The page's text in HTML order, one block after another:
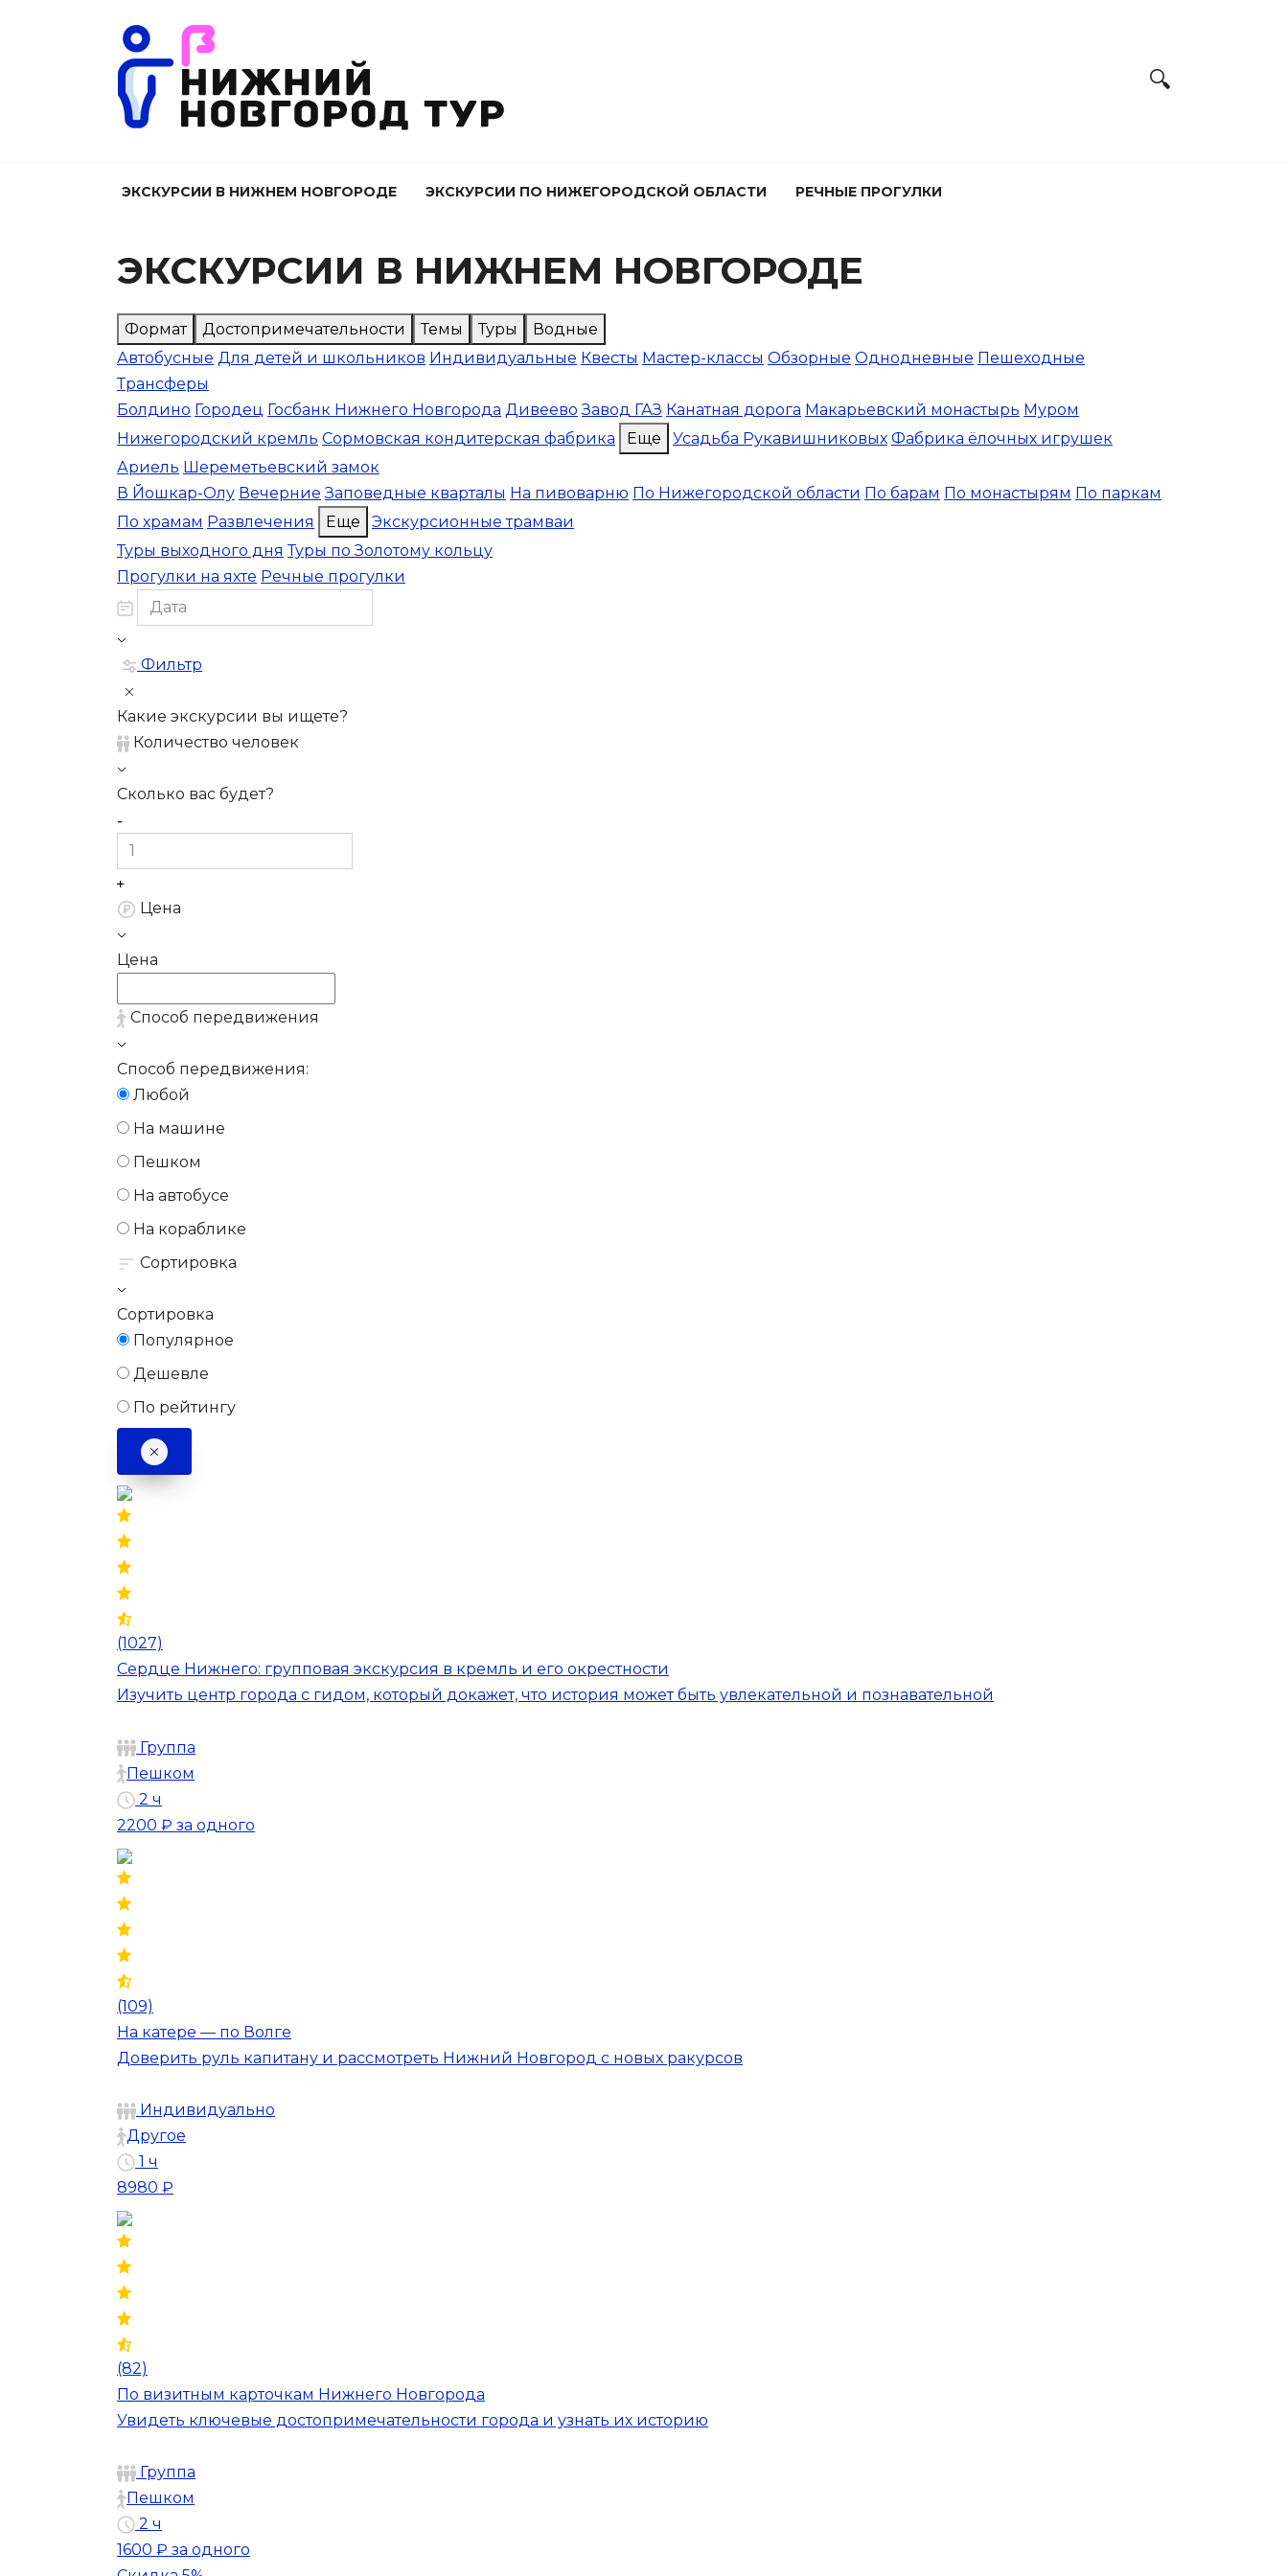
ЭКСКУРСИИ В НИЖНЕМ НОВГОРОДЕ ЭКСКУРСИИ ПО НИЖЕГОРОДСКОЙ ОБЛАСТИ РЕЧНЫЕ ПРОГУЛКИ
ЭКСКУРСИИ В НИЖНЕМ НОВГОРОДЕ
Формат Достопримечательности Темы Туры
Водные
Автобусные Для детей и школьников Индивидуальные Квесты Мастер-классы Обзорные Однодневные Пешеходные
Трансферы
Болдино Городец Госбанк Нижнего Новгорода Дивеево Завод ГАЗ Канатная дорога Макарьевский монастырь Муром
Нижегородский кремль Сормовская кондитерская фабрика Еще Усадьба Рукавишниковых Фабрика ёлочных игрушек
Ариель Шереметьевский замок
В Йошкар-Олу Вечерние Заповедные кварталы На пивоварню По Нижегородской области По барам По монастырям По паркам
По храмам Развлечения Еще
Экскурсионные трамваи
Туры выходного дня Туры по Золотому кольцу
Прогулки на яхте Речные прогулки
Фильтр
Какие экскурсии вы ищете?
Количество человек
Сколько вас будет?
Цена
Цена
Способ передвижения
Способ передвижения:
Любой
На машине
Пешком
На автобусе
На кораблике
Сортировка
Сортировка
Популярное
Дешевле
По рейтингу
(1027)
Сердце Нижнего: групповая экскурсия в кремль и его окрестности
Изучить центр города с гидом, который докажет, что история может быть увлекательной и познавательной
Группа
Пешком
2 ч
2200 ₽ за одного
(109)
На катере — по Волге
Доверить руль капитану и рассмотреть Нижний Новгород с новых ракурсов
Индивидуально
Другое
1 ч
8980 ₽
(82)
По визитным карточкам Нижнего Новгорода
Увидеть ключевые достопримечательности города и узнать их историю
Группа
Пешком
2 ч
1600 ₽ за одного